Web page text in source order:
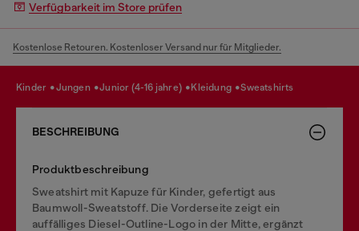
Verfügbarkeit im Store prüfen
Kostenlose Retouren. Kostenloser Versand nur für Mitglieder.
kinder jungen junior (4-16 jahre) kleidung sweatshirts
BESCHREIBUNG
Produktbeschreibung
Sweatshirt mit Kapuze für Kinder, gefertigt aus
Baumwoll-Sweatstoff. Die Vorderseite zeigt ein
auffälliges Diesel-Outline-Logo in der Mitte, ergänzt